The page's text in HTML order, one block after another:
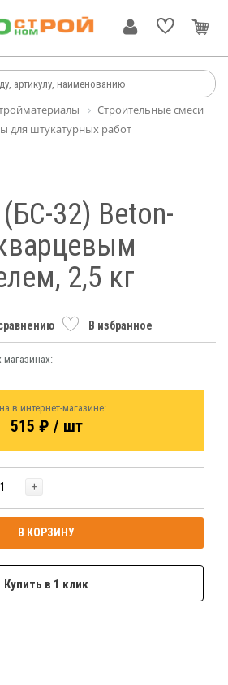
Строительные смеси
для штукатурных работ
32) Beton-
2,5 кг
В избранное
в интернет-магазине:
515 ₽ / шт
+
В КОРЗИНУ
Купить в 1 клик